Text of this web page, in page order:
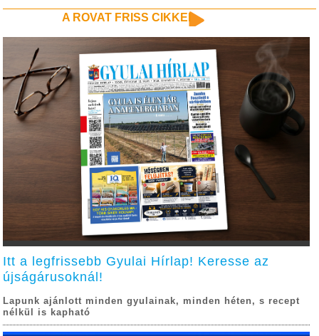
A ROVAT FRISS CIKKEI
Itt a legfrissebb Gyulai Hírlap! Keresse az
újságárusoknál!
Lapunk ajánlott minden gyulainak, minden héten, s recept
nélkül is kapható